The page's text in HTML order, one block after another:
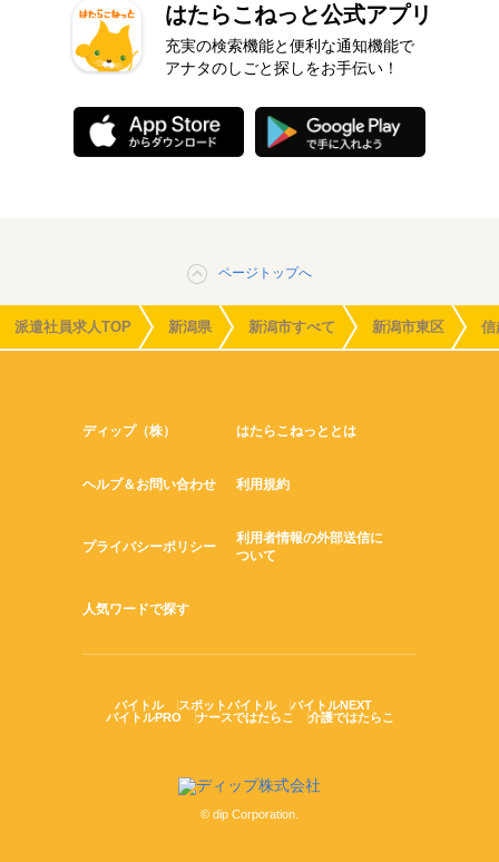
はたらこねっと公式アプリ
充実の検索機能と便利な通知機能で
アナタのしごと探しをお手伝い！
ページトップへ
派遣社員求人TOP 新潟県 新潟市すべて 新潟市東区 信
ディップ（株） はたらこねっととは
ヘルプ＆お問い合わせ 利用規約
プライバシーポリシー
利用者情報の外部送信に
ついて
人気ワードで探す
バイトル スポットバイトル
バイトルNEXT
バイトルPRO
ナースではたらこ 介護ではたらこ
© dip Corporation.